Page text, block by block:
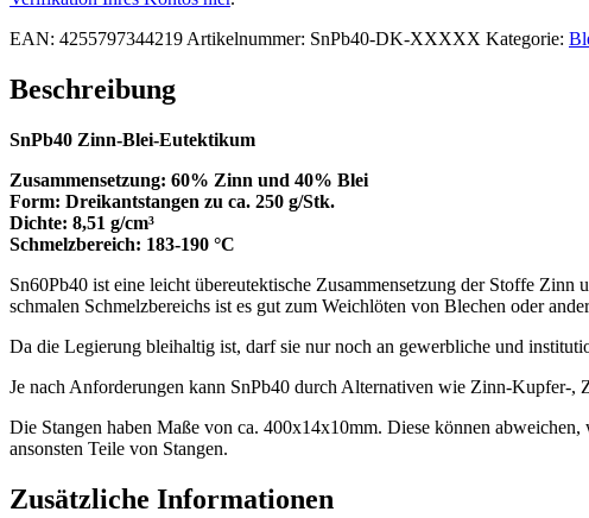
EAN: 4255797344219 Artikelnummer: SnPb40-DK-XXXXX Kategorie:
Beschreibung
SnPb40 Zinn-Blei-Eutektikum
Zusammensetzung: 60% Zinn und 40% Blei
Form: Dreikantstangen zu ca. 250 g/Stk.
Dichte: 8,51 g/cm³
Schmelzbereich: 183-190 °C
Sn60Pb40 ist eine leicht übereutektische Zusammensetzung der Stoffe
schmalen Schmelzbereichs ist es gut zum Weichlöten von Blechen oder
Da die Legierung bleihaltig ist, darf sie nur noch an gewerbliche und
Je nach Anforderungen kann SnPb40 durch Alternativen wie Zinn-Kupfer-
Die Stangen haben Maße von ca. 400x14x10mm. Diese können
ansonsten Teile von Stangen.
Zusätzliche Informationen